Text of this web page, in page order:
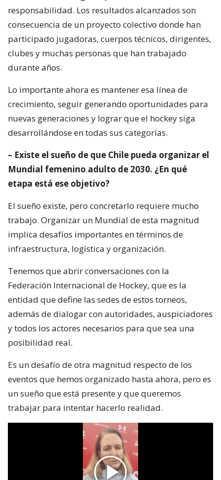
responsabilidad. Los resultados alcanzados son
consecuencia de un proyecto colectivo donde han
participado jugadoras, cuerpos técnicos, dirigentes,
clubes y muchas personas que han trabajado
durante años.
Lo importante ahora es mantener esa línea de
crecimiento, seguir generando oportunidades para
nuevas generaciones y lograr que el hockey siga
desarrollándose en todas sus categorías.
– Existe el sueño de que Chile pueda organizar el
Mundial femenino adulto de 2030. ¿En qué
etapa está ese objetivo?
El sueño existe, pero concretarlo requiere mucho
trabajo. Organizar un Mundial de esta magnitud
implica desafíos importantes en términos de
infraestructura, logística y organización.
Tenemos que abrir conversaciones con la
Federación Internacional de Hockey, que es la
entidad que define las sedes de estos torneos,
además de dialogar con autoridades, auspiciadores
y todos los actores necesarios para que sea una
posibilidad real.
Es un desafío de otra magnitud respecto de los
eventos que hemos organizado hasta ahora, pero es
un sueño que está presente y que queremos
trabajar para intentar hacerlo realidad.